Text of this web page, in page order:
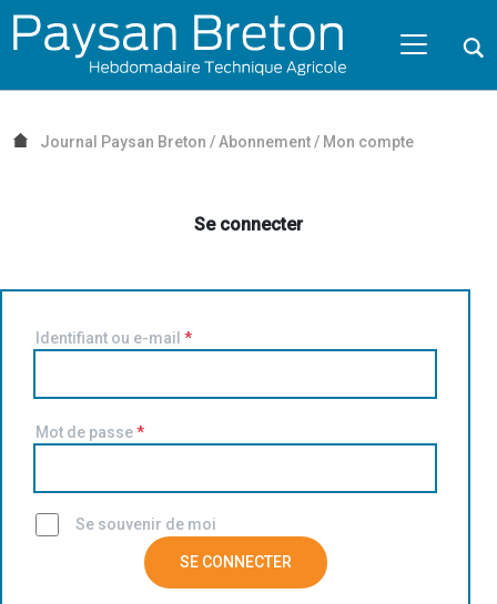
Passer au contenu
NAVIGATION MOBILE
NAVIGATION
PRINCIPALE
Journal Paysan Breton / Abonnement/ Mon compte
Se connecter
Identifiant ou e-mail *
Mot de passe*
Se souvenir de moi
SE CONNECTER